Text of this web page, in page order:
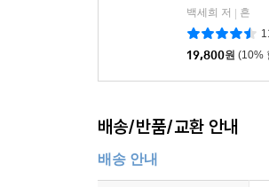
백세희 저
흔
19,800원 (10%
배송/반품/교환 안내
배송 안내